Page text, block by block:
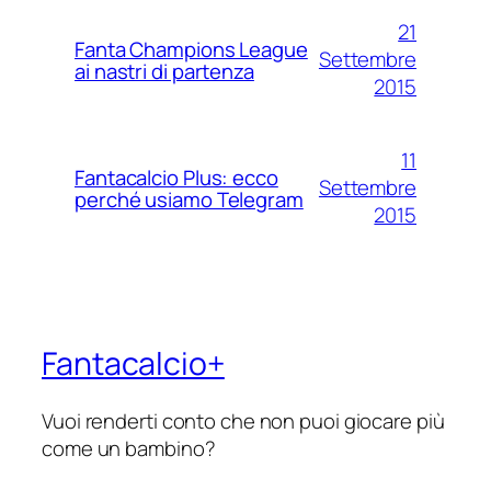
Fanta Champions League
ai nastri di partenza
21
Settembre
2015
Fantacalcio Plus: ecco
perché usiamo Telegram
11
Settembre
2015
Fantacalcio+
Vuoi renderti conto che non puoi giocare più
come un bambino?